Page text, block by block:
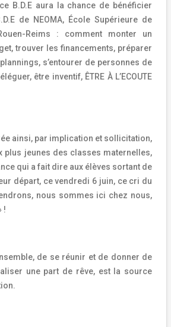
B.D.E aura la chance de bénéficier
de NEOMA, École Supérieure de
Reims : comment monter un
trouver les financements, préparer
s’entourer de personnes de
être inventif, ÊTRE À L’ECOUTE
ainsi, par implication et sollicitation,
plus jeunes des classes maternelles,
qui a fait dire aux élèves sortant de
départ, ce vendredi 6 juin, ce cri du
nous sommes ici chez nous,
!
de se réunir et de donner de
une part de rêve, est la source